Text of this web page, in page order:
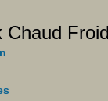
Chaud